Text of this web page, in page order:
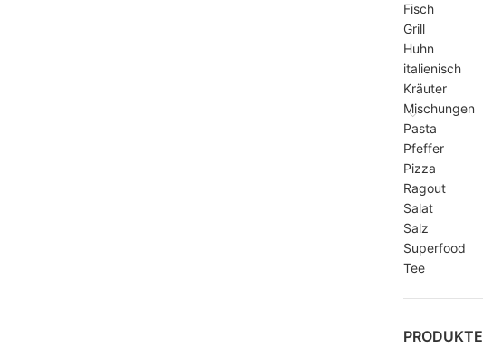
Fisch
Grill
Huhn
italienisch
Kräuter
Mischungen
Pasta
Pfeffer
Pizza
Ragout
Salat
Salz
Superfood
Tee
PRODUKTE